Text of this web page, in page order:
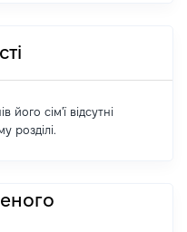
його сім'ї відсутні
розділі.